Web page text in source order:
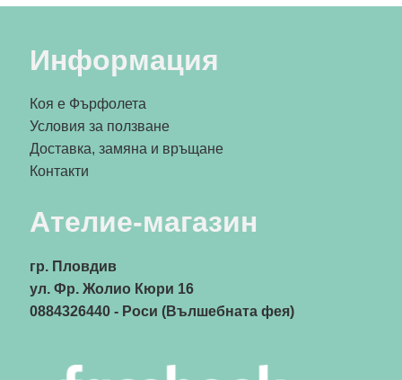
Информация
Коя е Фърфолета
Условия за ползване
Доставка, замяна и връщане
Контакти
Ателие-магазин
гр. Пловдив
ул. Фр. Жолио Кюри 16
0884326440- Роси (Вълшебната фея)